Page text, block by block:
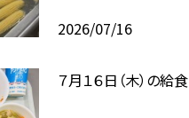
2026/07/16
７月１６日（木）の給食